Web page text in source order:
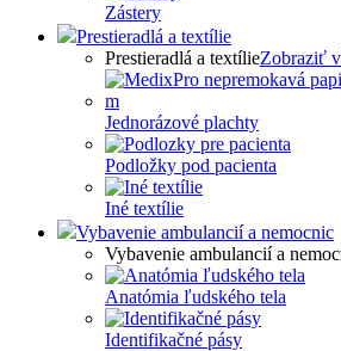
Zástery
Prestieradlá a textílie
Prestieradlá a textílieZobraziť
Jednorázové plachty
Podložky pod pacienta
Iné textílie
Vybavenie ambulancií a nemocnic
Vybavenie ambulancií a
Anatómia ľudského tela
Identifikačné pásy